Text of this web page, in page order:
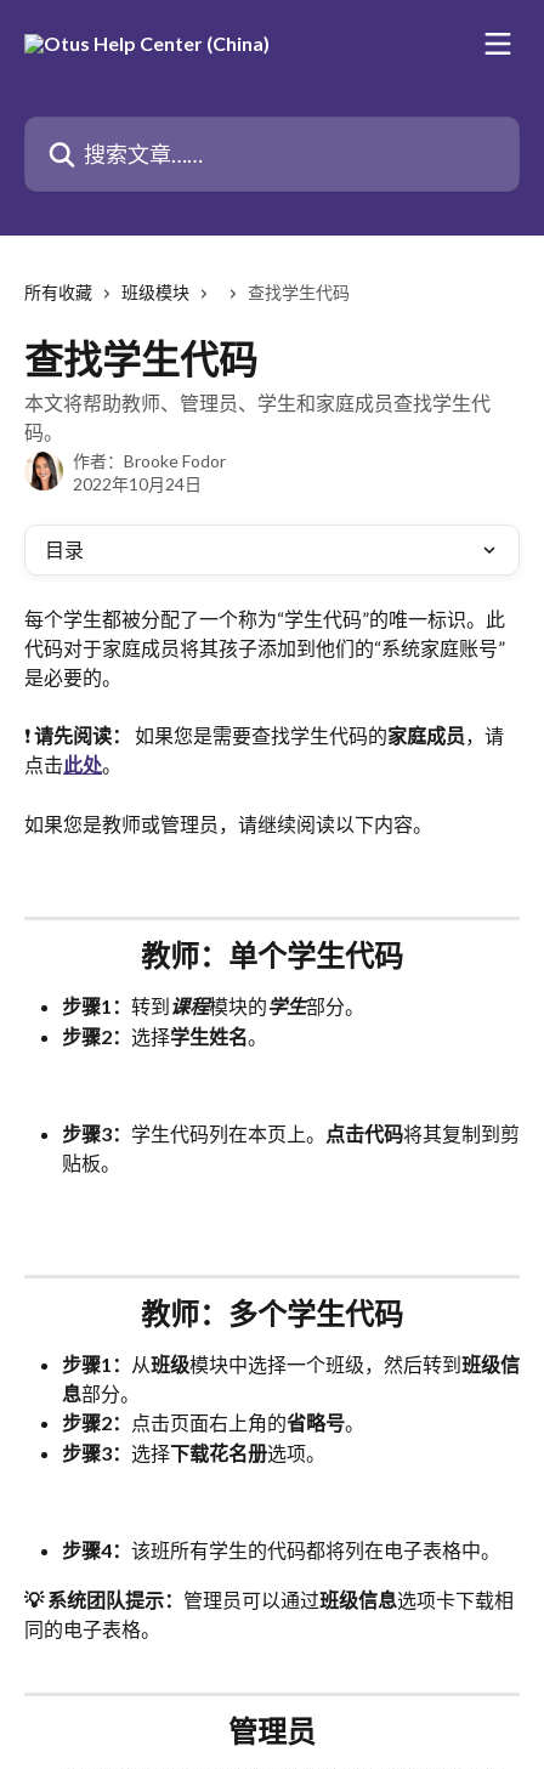
搜索文章……
所有收藏 班级模块 查找学生代码
查找学生代码
本文将帮助教师、管理员、学生和家庭成员查找学生代
码。
作者： Brooke Fodor
2022年10月24日
目录
每个学生都被分配了一个称为“学生代码”的唯一标识。此
代码对于家庭成员将其孩子添加到他们的“系统家庭账号”
是必要的。
❗ 请先阅读： 如果您是需要查找学生代码的家庭成员，请
点击此处。
如果您是教师或管理员，请继续阅读以下内容。
教师：单个学生代码
步骤1： 转到 课程模块的学生部分。
步骤2： 选择学生姓名。
步骤3： 学生代码列在本页上。 点击代码将其复制到剪
贴板。
教师：多个学生代码
步骤1： 从班级模块中选择一个班级，然后转到 班级信
息部分。
步骤2：
点击页面右上角的省略号。
步骤3： 选择下载花名册选项。
步骤4： 该班所有学生的代码都将列在电子表格中。
💡 系统团队提示： 管理员可以通过班级信息选项卡下载相
同的电子表格。
管理员